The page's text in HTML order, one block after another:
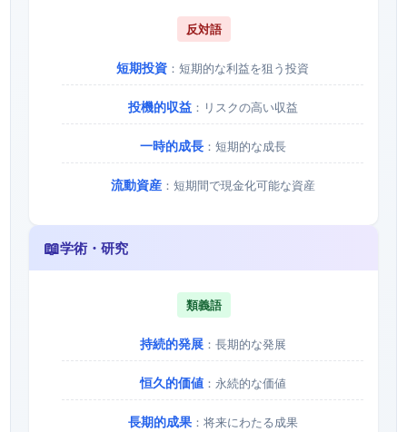
反対語
短期投資 ：短期的な利益を狙う投資
投機的収益：リスクの高い収益
一時的成長：短期的な成長
流動資産：短期間で現金化可能な資産
📖学術・研究
類義語
持続的発展：長期的な発展
恒久的価値：永続的な価値
長期的成果：将来にわたる成果